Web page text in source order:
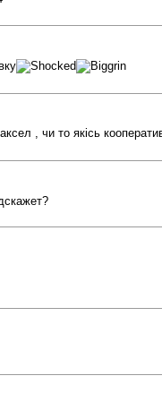
, чи то якісь